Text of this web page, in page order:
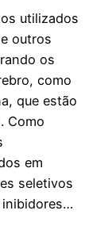
utilizados
outros
os
como
que estão
Como
em
seletivos
inibidores…